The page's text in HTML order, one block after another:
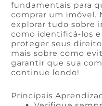
fundamentais para
comprar um imóvel.
explorar tudo sobre
como identificá-los e
proteger seus
mais sobre como
garantir que sua
continue lendo!
Principais